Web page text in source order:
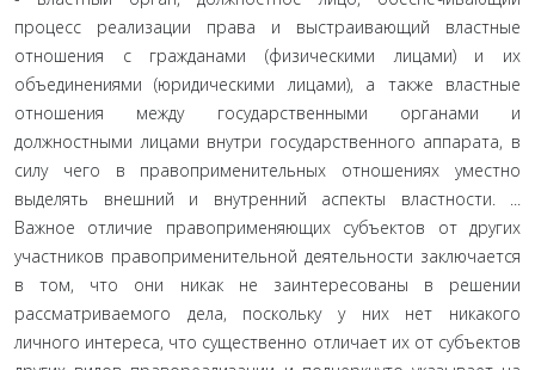
процесс реализа­ции права и выстраивающий властные
отношения с граждана­ми (физическими лицами) и их
объединениями (юридическими лицами), а также властные
отношения между государственными органами и
должностными лицами внутри государственно­го аппарата, в
силу чего в правоприменительных отношениях уместно
выделять внешний и внутренний аспекты властности. ...
Важное отличие правоприменяющих субъектов от других
участ­ников правоприменительной деятельности заключается
в том, что они никак не заинтересованы в решении
рассматриваемого дела, поскольку у них нет никакого
личного интереса, что суще­ственно отличает их от субъектов